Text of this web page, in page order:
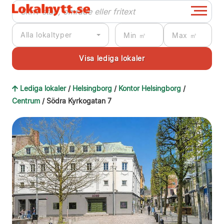
Alla lokaltyper
Lediga lokaler / Helsingborg / Kontor Helsingborg /
Centrum / Södra Kyrkogatan 7